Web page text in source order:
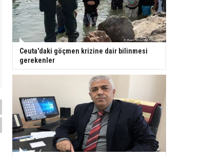
Ceuta'daki göçmen krizine dair bilinmesi
gerekenler